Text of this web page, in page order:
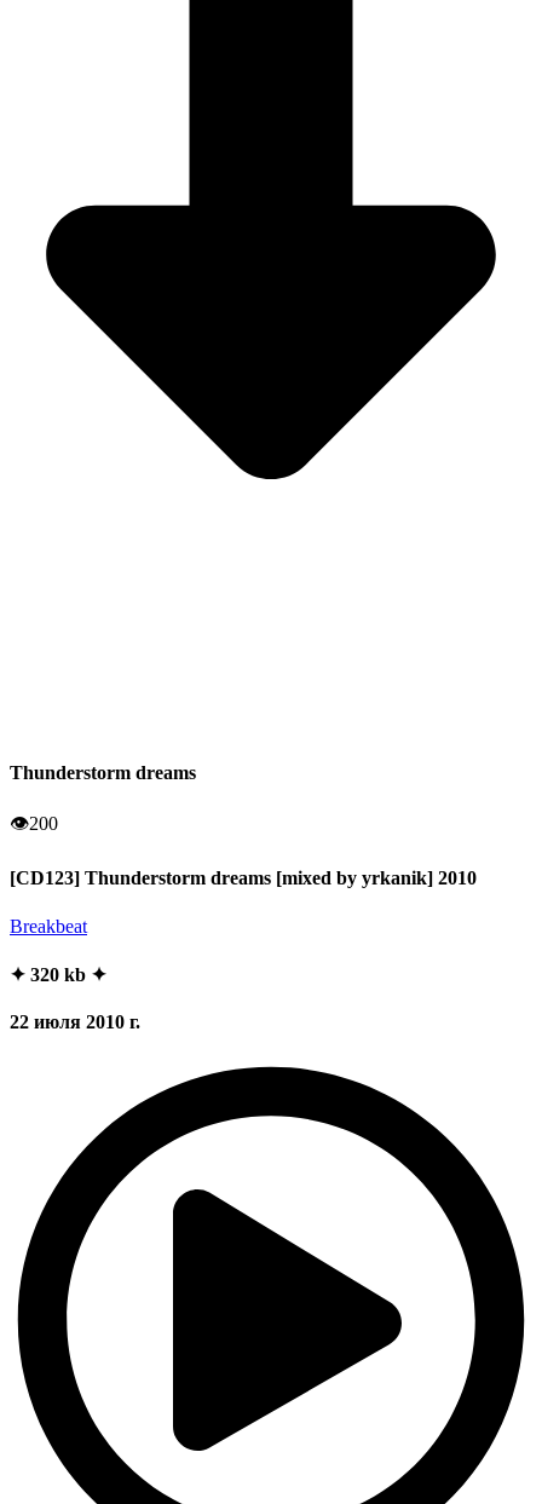
Thunderstorm dreams
👁200
[CD123] Thunderstorm dreams [mixed by yrkanik] 2010
Breakbeat
✦ 320 kb ✦
22 июля 2010 г.